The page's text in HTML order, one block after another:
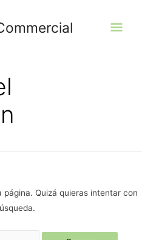
Quizá quieras intentar con